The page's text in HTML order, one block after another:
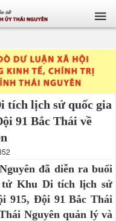
tích lịch sử quốc gia
91 Bắc Thái về
đã diễn ra buổi
tử Khu Di tích lịch sử
915, Đội 91 Bắc Thái
Nguyên quản lý và